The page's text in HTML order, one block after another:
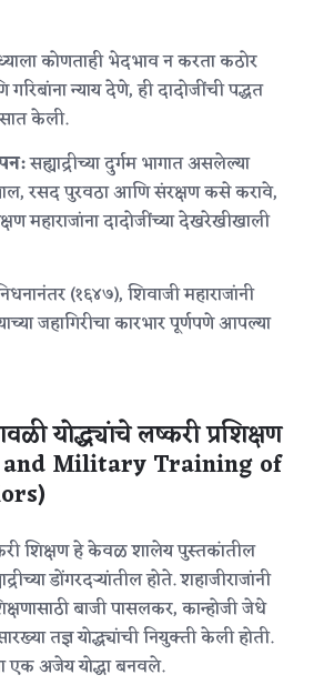
कोणताही भेदभाव न करता कठोर
न्याय देणे, ही दादोजींची पद्धत
केली.
सह्याद्रीच्या दुर्गम भागात असलेल्या
रसद पुरवठा आणि संरक्षण कसे करावे,
महाराजांना दादोजींच्या देखरेखीखाली
(१६४७), शिवाजी महाराजांनी
जहागिरीचा कारभार पूर्णपणे आपल्या
योद्ध्यांचे लष्करी प्रशिक्षण
Military Training of
शिक्षण हे केवळ शालेय पुस्तकांतील
डोंगरदऱ्यांतील होते. शहाजीराजांनी
बाजी पासलकर, कान्होजी जेधे
तज्ञ योद्ध्यांची नियुक्ती केली होती.
एक अजेय योद्धा बनवले.